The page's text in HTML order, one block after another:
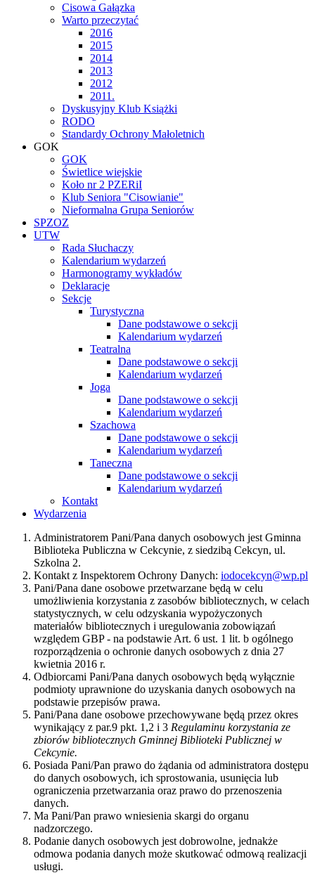
Cisowa Gałązka
Warto przeczytać
2016
2015
2014
2013
2012
2011.
Dyskusyjny Klub Książki
RODO
Standardy Ochrony Małoletnich
GOK
GOK
Świetlice wiejskie
Koło nr 2 PZERiI
Klub Seniora "Cisowianie"
Nieformalna Grupa Seniorów
SPZOZ
UTW
Rada Słuchaczy
Kalendarium wydarzeń
Harmonogramy wykładów
Deklaracje
Sekcje
Turystyczna
Dane podstawowe o sekcji
Kalendarium wydarzeń
Teatralna
Dane podstawowe o sekcji
Kalendarium wydarzeń
Joga
Dane podstawowe o sekcji
Kalendarium wydarzeń
Szachowa
Dane podstawowe o sekcji
Kalendarium wydarzeń
Taneczna
Dane podstawowe o sekcji
Kalendarium wydarzeń
Kontakt
Wydarzenia
Administratorem Pani/Pana danych osobowych jest Gminna
Biblioteka Publiczna w Cekcynie, z siedzibą Cekcyn, ul.
Szkolna 2.
Kontakt z Inspektorem Ochrony Danych: iodocekcyn@wp.pl
Pani/Pana dane osobowe przetwarzane będą w celu
umożliwienia korzystania z zasobów bibliotecznych, w celach
statystycznych, w celu odzyskania wypożyczonych
materiałów bibliotecznych i uregulowania zobowiązań
względem GBP - na podstawie Art. 6 ust. 1 lit. b ogólnego
rozporządzenia o ochronie danych osobowych z dnia 27
kwietnia 2016 r.
Odbiorcami Pani/Pana danych osobowych będą wyłącznie
podmioty uprawnione do uzyskania danych osobowych na
podstawie przepisów prawa.
Pani/Pana dane osobowe przechowywane będą przez okres
wynikający z par.9 pkt. 1,2 i 3 Regulaminu korzystania ze
zbiorów bibliotecznych Gminnej Biblioteki Publicznej w
Cekcynie.
Posiada Pani/Pan prawo do żądania od administratora dostępu
do danych osobowych, ich sprostowania, usunięcia lub
ograniczenia przetwarzania oraz prawo do przenoszenia
danych.
Ma Pani/Pan prawo wniesienia skargi do organu
nadzorczego.
Podanie danych osobowych jest dobrowolne, jednakże
odmowa podania danych może skutkować odmową realizacji
usługi.